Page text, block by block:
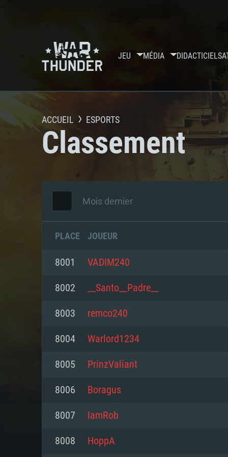
JEU MÉDIA DIDACTICIELS
ACCUEIL ESPORTS
Classement
Mois dernier
PLACE JOUEUR
8001 VADIM240
8002 __Santo__Padre__
8003 remco240
8004 Warlord1234
8005 PrinzValiant
8006 Boragus
8007 IamRob
8008 HoppA